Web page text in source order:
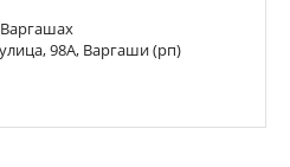
98А, Варгаши (рп)